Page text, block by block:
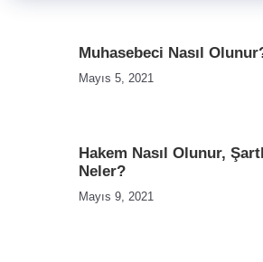
Muhasebeci Nasıl
Mayıs 5, 2021
Hakem Nasıl Olunur,
Neler?
Mayıs 9, 2021